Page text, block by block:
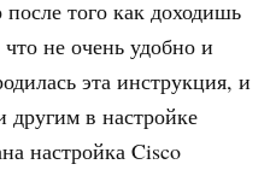
после того как доходишь
не очень удобно и
эта инструкция, и
другим в настройке
настройка Cisco